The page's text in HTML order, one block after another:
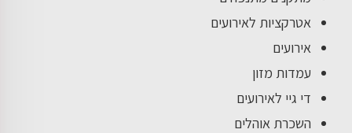
אטרקציות לאירועים
אירועים
עמדות מזון
די גיי לאירועים
השכרת אוהלים